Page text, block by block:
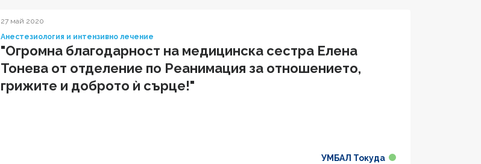
27 май 2020
Анестезиология и интензивно лечение
"Огромна благодарност на медицинска сестра Елена
Тонева от отделение по Реанимация за отношението,
грижите и доброто ѝ сърце!"
УМБАЛ Токуда